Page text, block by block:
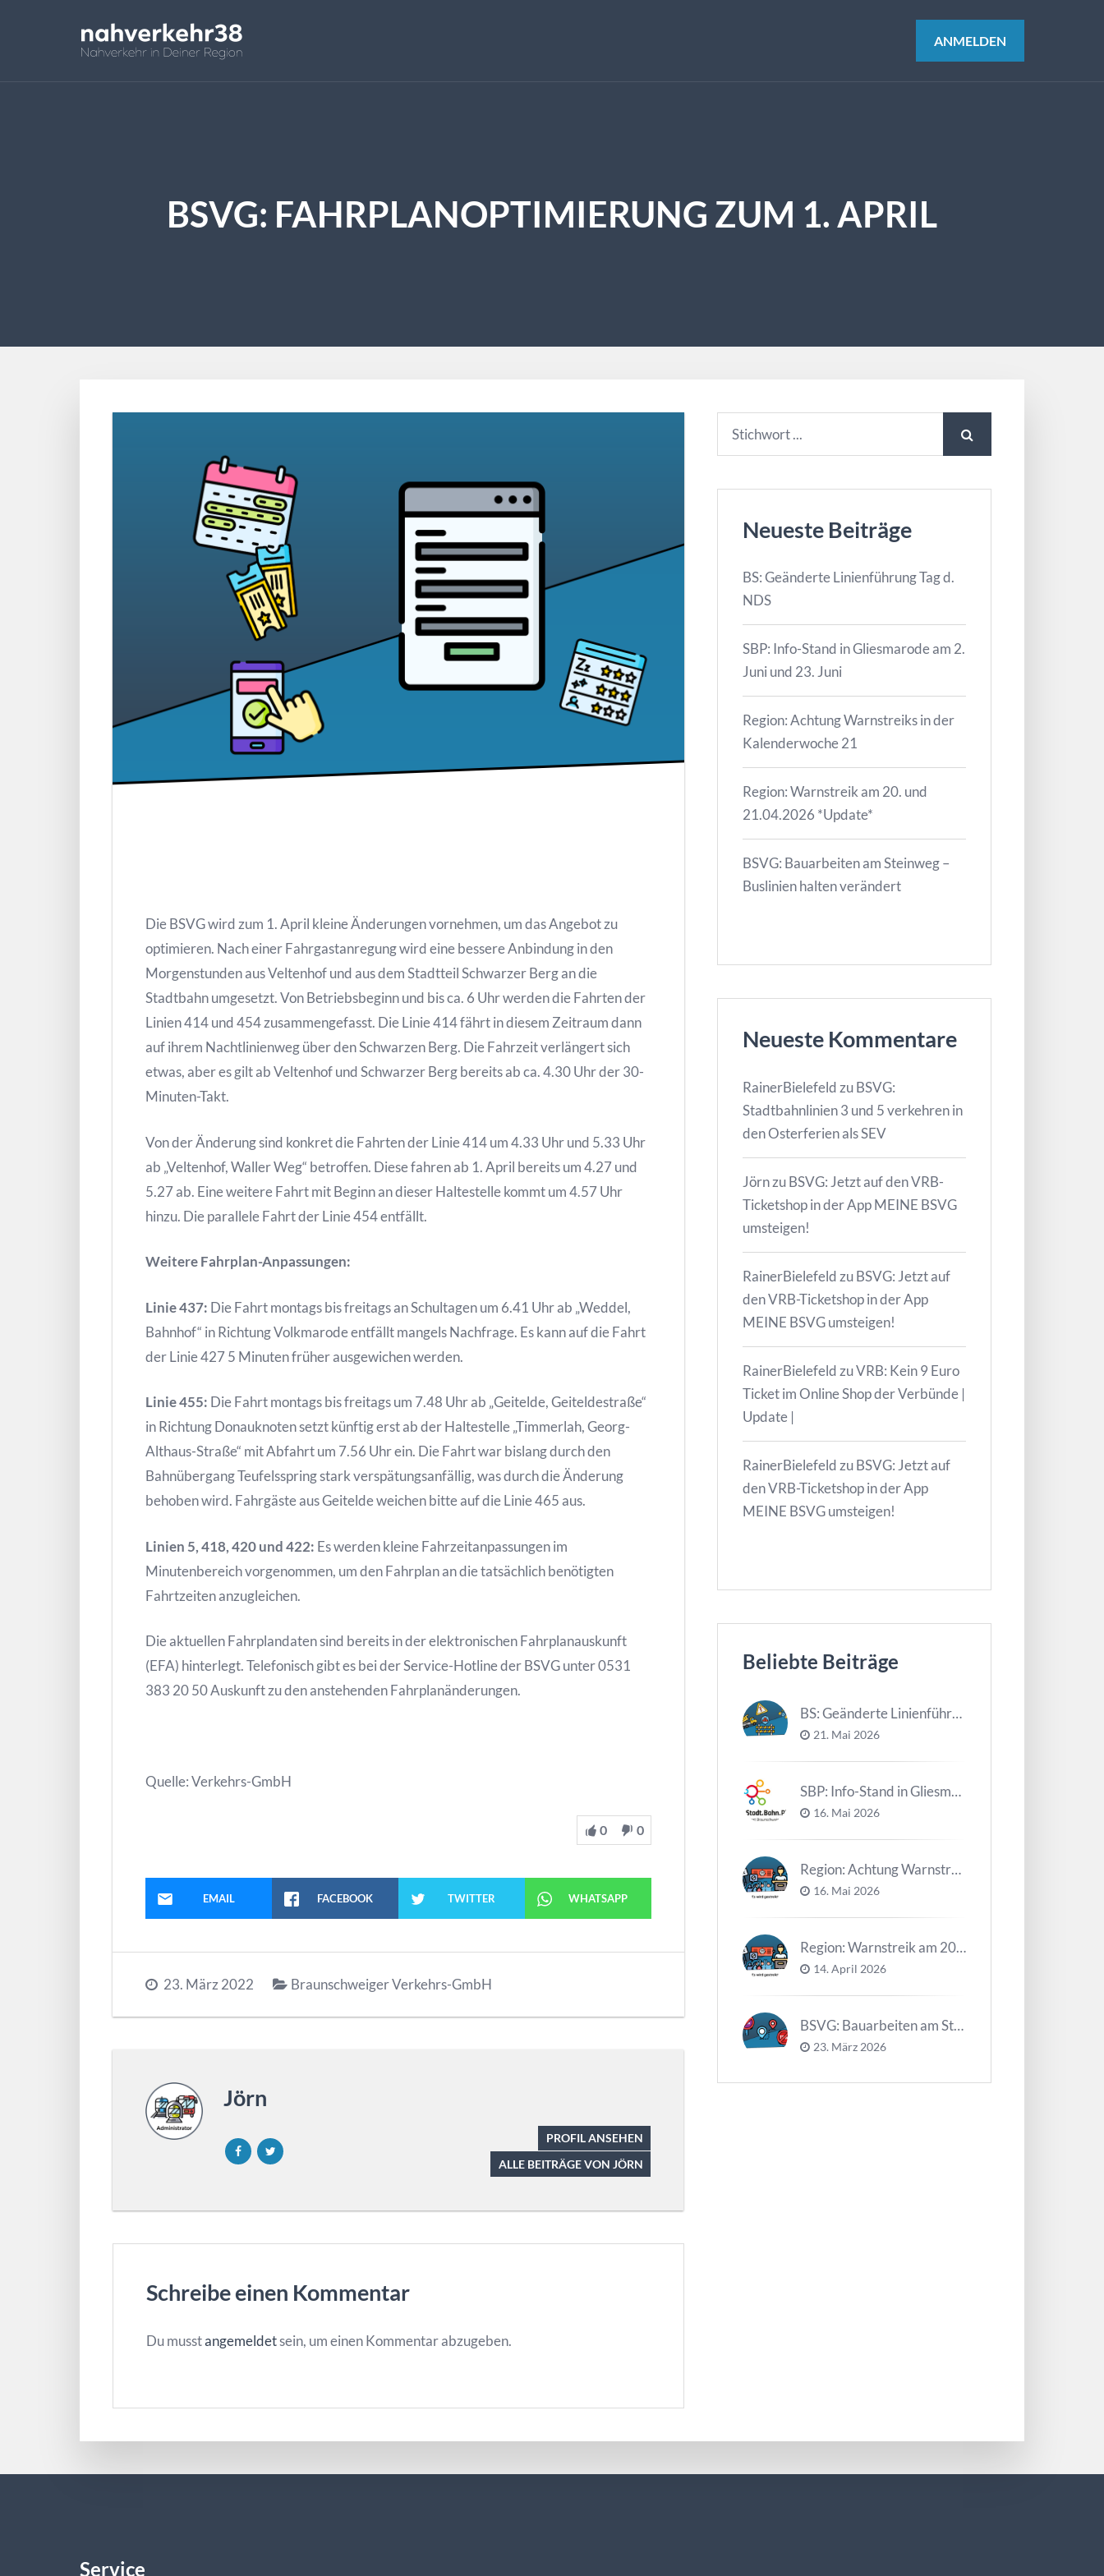
ANMELDEN
BSVG: FAHRPLANOPTIMIERUNG ZUM 1. APRIL
Die BSVG wird zum 1. April kleine Änderungen vornehmen, um das Angebot zu
optimieren. Nach einer Fahrgastanregung wird eine bessere Anbindung in den
Morgenstunden aus Veltenhof und aus dem Stadtteil Schwarzer Berg an die
Stadtbahn umgesetzt. Von Betriebsbeginn und bis ca. 6 Uhr werden die Fahrten der
Linien 414 und 454 zusammengefasst. Die Linie 414 fährt in diesem Zeitraum dann
auf ihrem Nachtlinienweg über den Schwarzen Berg. Die Fahrzeit verlängert sich
etwas, aber es gilt ab Veltenhof und Schwarzer Berg bereits ab ca. 4.30 Uhr der 30-
Minuten-Takt.
Von der Änderung sind konkret die Fahrten der Linie 414 um 4.33 Uhr und 5.33 Uhr
ab „Veltenhof, Waller Weg“ betroffen. Diese fahren ab 1. April bereits um 4.27 und
5.27 ab. Eine weitere Fahrt mit Beginn an dieser Haltestelle kommt um 4.57 Uhr
hinzu. Die parallele Fahrt der Linie 454 entfällt.
Weitere Fahrplan-Anpassungen:
Linie 437: Die Fahrt montags bis freitags an Schultagen um 6.41 Uhr ab „Weddel,
Bahnhof“ in Richtung Volkmarode entfällt mangels Nachfrage. Es kann auf die Fahrt
der Linie 427 5 Minuten früher ausgewichen werden.
Linie 455: Die Fahrt montags bis freitags um 7.48 Uhr ab „Geitelde, Geiteldestraße“
in Richtung Donauknoten setzt künftig erst ab der Haltestelle „Timmerlah, Georg-
Althaus-Straße“ mit Abfahrt um 7.56 Uhr ein. Die Fahrt war bislang durch den
Bahnübergang Teufelsspring stark verspätungsanfällig, was durch die Änderung
behoben wird. Fahrgäste aus Geitelde weichen bitte auf die Linie 465 aus.
Linien 5, 418, 420 und 422: Es werden kleine Fahrzeitanpassungen im
Minutenbereich vorgenommen, um den Fahrplan an die tatsächlich benötigten
Fahrtzeiten anzugleichen.
Die aktuellen Fahrplandaten sind bereits in der elektronischen Fahrplanauskunft
(EFA) hinterlegt. Telefonisch gibt es bei der Service-Hotline der BSVG unter 0531
383 20 50 Auskunft zu den anstehenden Fahrplanänderungen.
Quelle: Verkehrs-GmbH
0 0
EMAIL FACEBOOK TWITTER WHATSAPP
23. März 2022 Braunschweiger Verkehrs-GmbH
Jörn
PROFIL ANSEHEN
ALLE BEITRÄGE VON JÖRN
Schreibe einen Kommentar
Du musstangemeldetsein, um einen Kommentar abzugeben.
Neueste Beiträge
BS: Geänderte Linienführung Tag d.
NDS
SBP: Info-Stand in Gliesmarode am 2.
Juni und 23. Juni
Region: Achtung Warnstreiks in der
Kalenderwoche 21
Region: Warnstreik am 20. und
21.04.2026 *Update*
BSVG: Bauarbeiten am Steinweg –
Buslinien halten verändert
Neueste Kommentare
RainerBielefeld zuBSVG:
Stadtbahnlinien 3 und 5 verkehren in
den Osterferien als SEV
JörnzuBSVG: Jetzt auf den VRB-
Ticketshop in der App MEINE BSVG
umsteigen!
RainerBielefeld zuBSVG: Jetzt auf
den VRB-Ticketshop in der App
MEINE BSVG umsteigen!
RainerBielefeld zuVRB: Kein 9 Euro
Ticket im Online Shop der Verbünde |
Update |
RainerBielefeld zuBSVG: Jetzt auf
den VRB-Ticketshop in der App
MEINE BSVG umsteigen!
Beliebte Beiträge
BS: Geänderte Linienführung Tag d. NDS
21. Mai 2026
SBP: Info-Stand in Gliesmarode am 2. Juni und 23. Juni
16. Mai 2026
Region: Achtung Warnstreiks in der Kalenderwoche 21
16. Mai 2026
Region: Warnstreik am 20. und 21.04.2026 *Update*
14. April 2026
BSVG: Bauarbeiten am Steinweg – Buslinien halten verändert
23. März 2026
Service